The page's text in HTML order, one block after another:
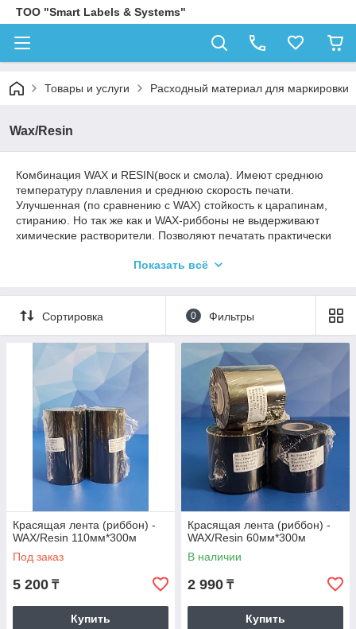
ТОО "Smart Labels & Systems"
Товары и услуги Расходный материал для маркировки
Wax/Resin
Комбинация WAX и RESIN(воск и смола). Имеют среднюю
температуру плавления и среднюю скорость печати.
Улучшенная (по сравнению с WAX) стойкость к царапинам,
стиранию. Но так же как и WAX-риббоны не выдерживают
химические растворители. Позволяют печатать практически
бумажным или полиэтиленовым, полипропиленовым
покрытием, лакированными этикетками, идеально подходит
для использования в средних условиях применения
Показать всё
Сортировка 0 Фильтры
Красящая лента (риббон) -
WAX/Resin 110мм*300м
Под заказ
5 200 ₸
Купить
Красящая лента (риббон) -
WAX/Resin 60мм*300м
В наличии
2 990 ₸
Купить